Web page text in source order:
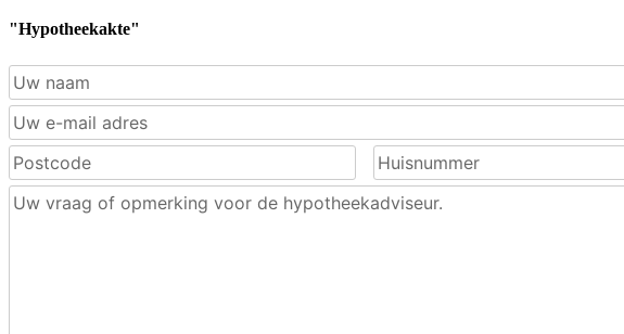
"Hypotheekakte"